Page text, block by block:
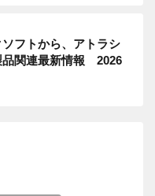
ソフトから、アトラシ
品関連最新情報 2026